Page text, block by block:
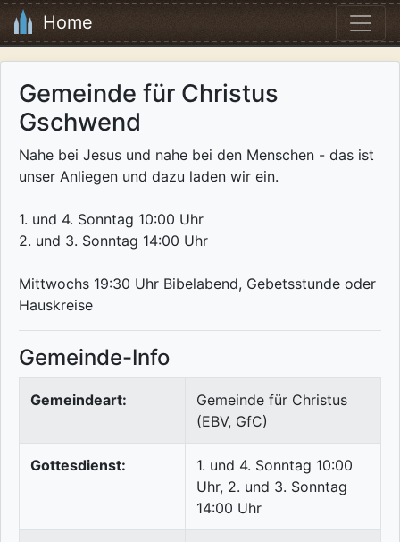
Home
Gemeinde für Christus
Gschwend
Nahe bei Jesus und nahe bei den Menschen - das ist
unser Anliegen und dazu laden wir ein.
1. und 4. Sonntag 10:00 Uhr
2. und 3. Sonntag 14:00 Uhr
Mittwochs 19:30 Uhr Bibelabend, Gebetsstunde oder
Hauskreise
Gemeinde-Info
Gemeindeart:
Gemeinde für Christus
(EBV, GfC)
Gottesdienst:
1. und 4. Sonntag 10:00
Uhr, 2. und 3. Sonntag
14:00 Uhr